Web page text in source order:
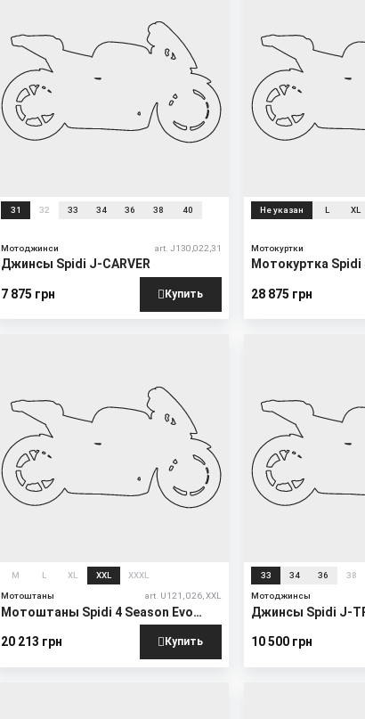
31 32 33 34 36 38 40
Мотоджинси art. J130,022,31
Джинсы Spidi J-CARVER
7 875 грн Купить
Не указан L XL
Мотокуртки
Мотокуртка Spidi
28 875 грн
M L XL XXL XXXL
Мотоштаны art. U121, 026, XXL
Мотоштаны Spidi 4 Season Evo
20 213 грн
Купить
33 34 36 38
Мотоджинсы
Джинсы Spidi J-
10 500 грн